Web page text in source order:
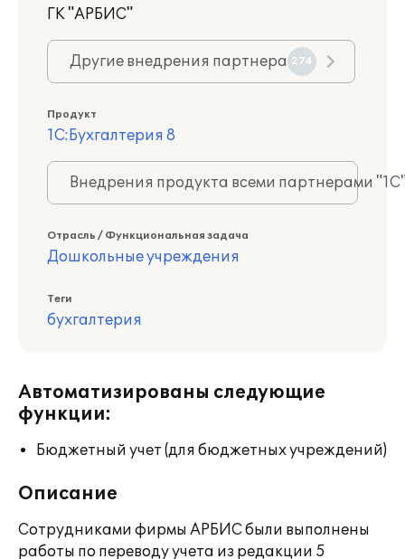
ГК "АРБИС"
Другие внедрения партнера 274
Продукт
1С:Бухгалтерия 8
Внедрения продукта всеми партнерами
Отрасль / Функциональная задача
Дошкольные учреждения
Теги
бухгалтерия
Автоматизированы следующие
функции:
Бюджетный учет (для бюджетных учреждений)
Описание
Сотрудниками фирмы АРБИС были выполнены
работы по переводу учета из редакции 5